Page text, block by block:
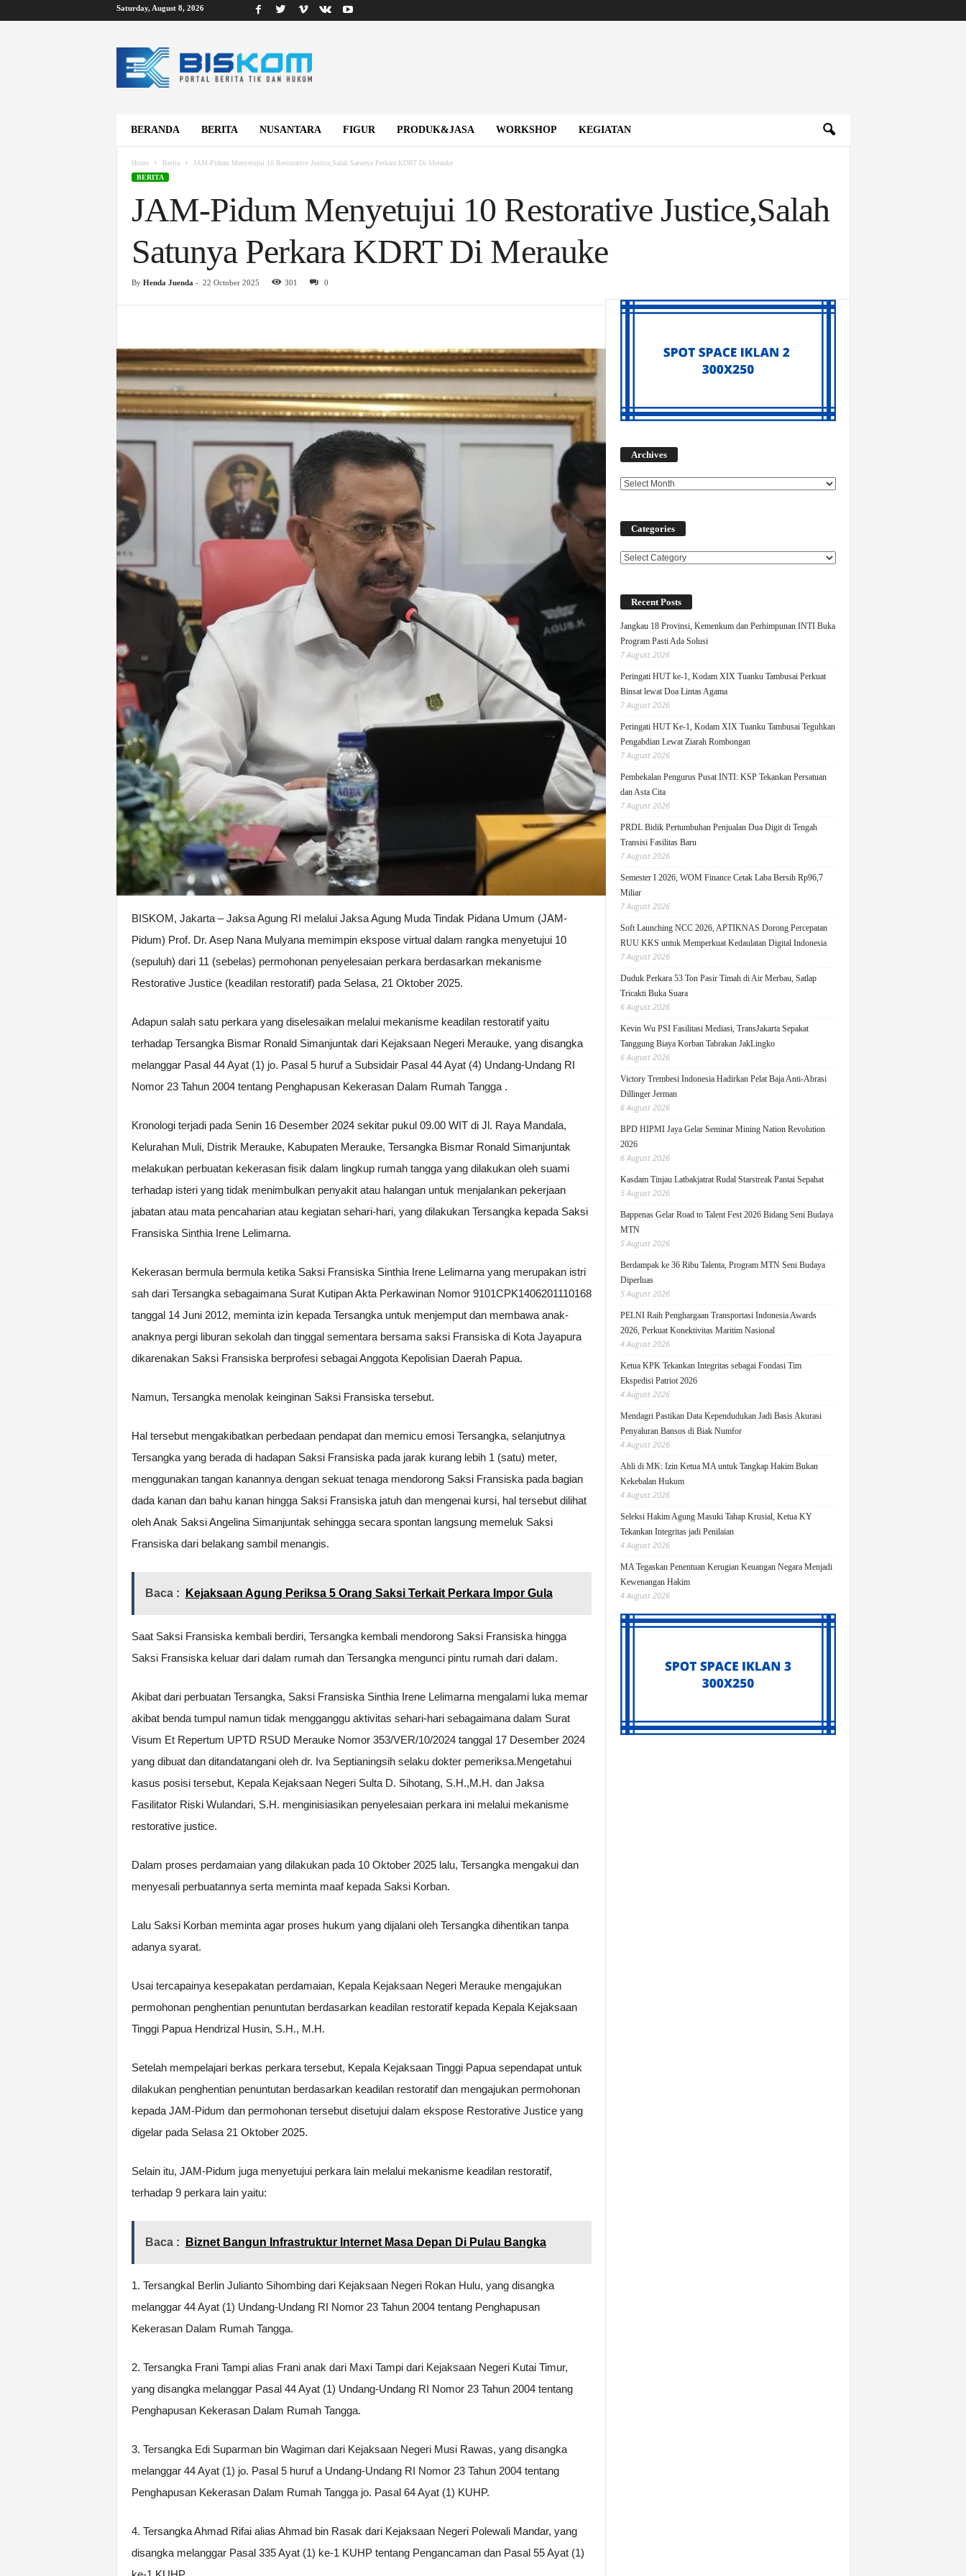
Saturday, August 8, 2026
i
BERANDA
BERITA NUSANTARA FIGUR PRODUK&JASA WORKSHOP KEGIATAN
Home Berita
JAM-Pidum Menyetujui 10 Restorative Justice,Salah Satunya Perkara KDRT Di Merauke
BERITA
JAM-Pidum Menyetujui 10 Restorative Justice,Salah
Satunya Perkara KDRT Di Merauke
By Henda Juenda - 22 October 2025 301 0
BISKOM, Jakarta – Jaksa Agung RI melalui Jaksa Agung Muda Tindak Pidana Umum (JAM-
Pidum) Prof. Dr. Asep Nana Mulyana memimpin ekspose virtual dalam rangka menyetujui 10
(sepuluh) dari 11 (sebelas) permohonan penyelesaian perkara berdasarkan mekanisme
Restorative Justice (keadilan restoratif) pada Selasa, 21 Oktober 2025.
Adapun salah satu perkara yang diselesaikan melalui mekanisme keadilan restoratif yaitu
terhadap Tersangka Bismar Ronald Simanjuntak dari Kejaksaan Negeri Merauke, yang disangka
melanggar Pasal 44 Ayat (1) jo. Pasal 5 huruf a Subsidair Pasal 44 Ayat (4) Undang-Undang RI
Nomor 23 Tahun 2004 tentang Penghapusan Kekerasan Dalam Rumah Tangga .
Kronologi terjadi pada Senin 16 Desember 2024 sekitar pukul 09.00 WIT di Jl. Raya Mandala,
Kelurahan Muli, Distrik Merauke, Kabupaten Merauke, Tersangka Bismar Ronald Simanjuntak
melakukan perbuatan kekerasan fisik dalam lingkup rumah tangga yang dilakukan oleh suami
terhadap isteri yang tidak menimbulkan penyakit atau halangan untuk menjalankan pekerjaan
jabatan atau mata pencaharian atau kegiatan sehari-hari, yang dilakukan Tersangka kepada Saksi
Fransiska Sinthia Irene Lelimarna.
Kekerasan bermula bermula ketika Saksi Fransiska Sinthia Irene Lelimarna yang merupakan istri
sah dari Tersangka sebagaimana Surat Kutipan Akta Perkawinan Nomor 9101CPK1406201110168
tanggal 14 Juni 2012, meminta izin kepada Tersangka untuk menjemput dan membawa anak-
anaknya pergi liburan sekolah dan tinggal sementara bersama saksi Fransiska di Kota Jayapura
dikarenakan Saksi Fransiska berprofesi sebagai Anggota Kepolisian Daerah Papua.
Namun, Tersangka menolak keinginan Saksi Fransiska tersebut.
Hal tersebut mengakibatkan perbedaan pendapat dan memicu emosi Tersangka, selanjutnya
Tersangka yang berada di hadapan Saksi Fransiska pada jarak kurang lebih 1 (satu) meter,
menggunakan tangan kanannya dengan sekuat tenaga mendorong Saksi Fransiska pada bagian
dada kanan dan bahu kanan hingga Saksi Fransiska jatuh dan mengenai kursi, hal tersebut dilihat
oleh Anak Saksi Angelina Simanjuntak sehingga secara spontan langsung memeluk Saksi
Fransiska dari belakang sambil menangis.
Baca : Kejaksaan Agung Periksa 5 Orang Saksi Terkait Perkara Impor Gula
Saat Saksi Fransiska kembali berdiri, Tersangka kembali mendorong Saksi Fransiska hingga
Saksi Fransiska keluar dari dalam rumah dan Tersangka mengunci pintu rumah dari dalam.
Akibat dari perbuatan Tersangka, Saksi Fransiska Sinthia Irene Lelimarna mengalami luka memar
akibat benda tumpul namun tidak mengganggu aktivitas sehari-hari sebagaimana dalam Surat
Visum Et Repertum UPTD RSUD Merauke Nomor 353/VER/10/2024 tanggal 17 Desember 2024
yang dibuat dan ditandatangani oleh dr. Iva Septianingsih selaku dokter pemeriksa.Mengetahui
kasus posisi tersebut, Kepala Kejaksaan Negeri Sulta D. Sihotang, S.H.,M.H. dan Jaksa
Fasilitator Riski Wulandari, S.H. menginisiasikan penyelesaian perkara ini melalui mekanisme
restorative justice.
Dalam proses perdamaian yang dilakukan pada 10 Oktober 2025 lalu, Tersangka mengakui dan
menyesali perbuatannya serta meminta maaf kepada Saksi Korban.
Lalu Saksi Korban meminta agar proses hukum yang dijalani oleh Tersangka dihentikan tanpa
adanya syarat.
Usai tercapainya kesepakatan perdamaian, Kepala Kejaksaan Negeri Merauke mengajukan
permohonan penghentian penuntutan berdasarkan keadilan restoratif kepada Kepala Kejaksaan
Tinggi Papua Hendrizal Husin, S.H., M.H.
Setelah mempelajari berkas perkara tersebut, Kepala Kejaksaan Tinggi Papua sependapat untuk
dilakukan penghentian penuntutan berdasarkan keadilan restoratif dan mengajukan permohonan
kepada JAM-Pidum dan permohonan tersebut disetujui dalam ekspose Restorative Justice yang
digelar pada Selasa 21 Oktober 2025.
Selain itu, JAM-Pidum juga menyetujui perkara lain melalui mekanisme keadilan restoratif,
terhadap 9 perkara lain yaitu:
Baca : Biznet Bangun Infrastruktur Internet Masa Depan Di Pulau Bangka
1. TersangkaI Berlin Julianto Sihombing dari Kejaksaan Negeri Rokan Hulu, yang disangka
melanggar 44 Ayat (1) Undang-Undang RI Nomor 23 Tahun 2004 tentang Penghapusan
Kekerasan Dalam Rumah Tangga.
2. Tersangka Frani Tampi alias Frani anak dari Maxi Tampi dari Kejaksaan Negeri Kutai Timur,
yang disangka melanggar Pasal 44 Ayat (1) Undang-Undang RI Nomor 23 Tahun 2004 tentang
Penghapusan Kekerasan Dalam Rumah Tangga.
3. Tersangka Edi Suparman bin Wagiman dari Kejaksaan Negeri Musi Rawas, yang disangka
melanggar 44 Ayat (1) jo. Pasal 5 huruf a Undang-Undang RI Nomor 23 Tahun 2004 tentang
Penghapusan Kekerasan Dalam Rumah Tangga jo. Pasal 64 Ayat (1) KUHP.
4. Tersangka Ahmad Rifai alias Ahmad bin Rasak dari Kejaksaan Negeri Polewali Mandar, yang
disangka melanggar Pasal 335 Ayat (1) ke-1 KUHP tentang Pengancaman dan Pasal 55 Ayat (1)
Archives
Categories
Categories
Recent Posts
Jangkau 18 Provinsi, Kemenkum dan Perhimpunan INTI Buka
Program Pasti Ada Solusi
7 August 2026
Peringati HUT ke-1, Kodam XIX Tuanku Tambusai Perkuat
Binsat lewat Doa Lintas Agama
7 August 2026
Peringati HUT Ke-1, Kodam XIX Tuanku Tambusai Teguhkan
Pengabdian Lewat Ziarah Rombongan
7 August 2026
Pembekalan Pengurus Pusat INTI: KSP Tekankan Persatuan
dan Asta Cita
7 August 2026
PRDL Bidik Pertumbuhan Penjualan Dua Digit di Tengah
Transisi Fasilitas Baru
7 August 2026
Semester I 2026, WOM Finance Cetak Laba Bersih Rp96,7
Miliar
7 August 2026
Soft Launching NCC 2026, APTIKNAS Dorong Percepatan
RUU KKS untuk Memperkuat Kedaulatan Digital Indonesia
7 August 2026
Duduk Perkara 53 Ton Pasir Timah di Air Merbau, Satlap
Tricakti Buka Suara
6 August 2026
Kevin Wu PSI Fasilitasi Mediasi, TransJakarta Sepakat
Tanggung Biaya Korban Tabrakan JakLingko
6 August 2026
Victory Trembesi Indonesia Hadirkan Pelat Baja Anti-Abrasi
Dillinger Jerman
6 August 2026
BPD HIPMI Jaya Gelar Seminar Mining Nation Revolution
2026
6 August 2026
Kasdam Tinjau Latbakjatrat Rudal Starstreak Pantai Sepahat
5 August 2026
Bappenas Gelar Road to Talent Fest 2026 Bidang Seni Budaya
MTN
5 August 2026
Berdampak ke 36 Ribu Talenta, Program MTN Seni Budaya
Diperluas
5 August 2026
PELNI Raih Penghargaan Transportasi Indonesia Awards
2026, Perkuat Konektivitas Maritim Nasional
4 August 2026
Ketua KPK Tekankan Integritas sebagai Fondasi Tim
Ekspedisi Patriot 2026
4 August 2026
Mendagri Pastikan Data Kependudukan Jadi Basis Akurasi
Penyaluran Bansos di Biak Numfor
4 August 2026
Ahli di MK: Izin Ketua MA untuk Tangkap Hakim Bukan
Kekebalan Hukum
4 August 2026
Seleksi Hakim Agung Masuki Tahap Krusial, Ketua KY
Tekankan Integritas jadi Penilaian
4 August 2026
MA Tegaskan Penentuan Kerugian Keuangan Negara Menjadi
Kewenangan Hakim
4 August 2026